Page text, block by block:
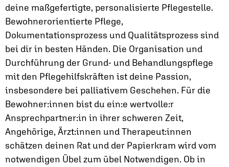
deine maßgefertigte, personalisierte Pflegestelle.
Bewohnerorientierte Pflege,
Dokumentationsprozess und Qualitätsprozess sind
bei dir in besten Händen. Die Organisation und
Durchführung der Grund- und Behandlungspflege
mit den Pflegehilfskräften ist deine Passion,
insbesondere bei palliativem Geschehen. Für die
Bewohner:innen bist du ein:e wertvolle:r
Ansprechpartner:in in ihrer schweren Zeit,
Angehörige, Ärzt:innen und Therapeut:innen
schätzen deinen Rat und der Papierkram wird vom
notwendigen Übel zum übel Notwendigen. Ob in